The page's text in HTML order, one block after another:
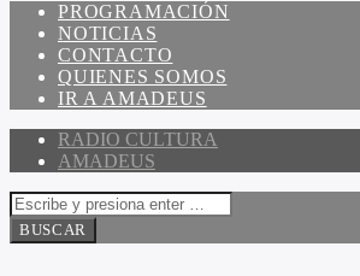
PROGRAMACIÓN
NOTICIAS
CONTACTO
QUIENES SOMOS
IR A AMADEUS
RADIO CULTURA
AMADEUS